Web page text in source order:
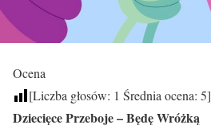
Ocena
[Liczba głosów: 1 Średnia ocena: 5]
Dziecięce Przeboje – Będę Wróżką